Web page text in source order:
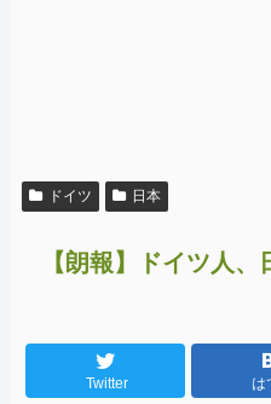
ドイツ 日本
【朗報】ドイツ人、
Twitter は